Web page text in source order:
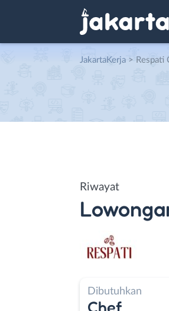
JakartaKerja > Respati
Riwayat
Dibutuhkan
Chef